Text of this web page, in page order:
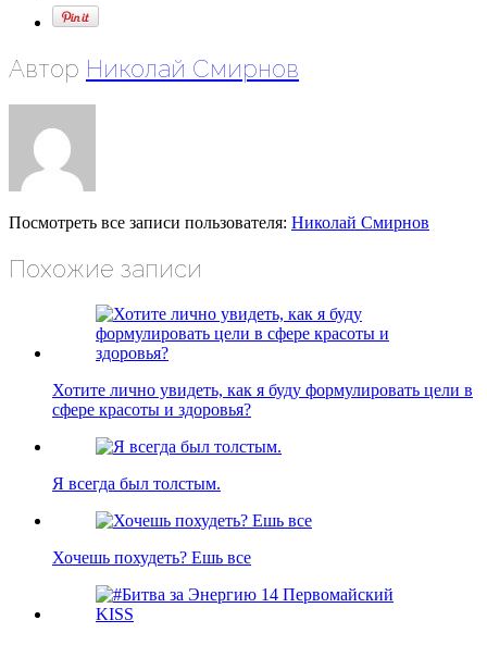
Автор Николай Смирнов
Посмотреть все записи пользователя: Николай Смирнов
Похожие записи
Хотите лично увидеть, как я буду формулировать цели в
сфере красоты и здоровья?
Я всегда был толстым.
Хочешь похудеть? Ешь все